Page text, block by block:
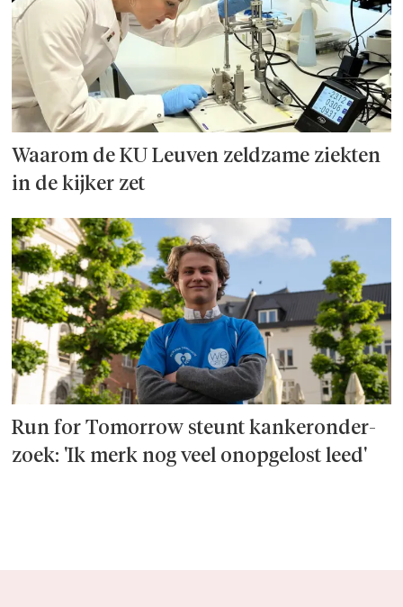
Waarom de KU Leuven zeldzame ziekten
in de kijker zet
Run for Tomorrow steunt kanker­onder­
zoek: 'Ik merk nog veel onopgelost leed'